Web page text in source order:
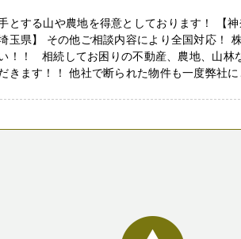
とする山や農地を得意としております！ 【神
玉県】 その他ご相談内容により全国対応！
！！ 相続してお困りの不動産、農地、山林
きます！！ 他社で断られた物件も一度弊社に